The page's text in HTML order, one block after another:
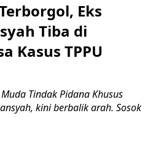
Eks
Tiba di
Kasus TPPU
Tindak Pidana Khusus
kini berbalik arah. Sosok